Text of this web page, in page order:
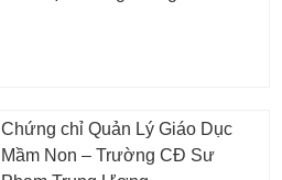
Chứng chỉ Quản Lý Giáo Dục
Mầm Non – Trường CĐ Sư